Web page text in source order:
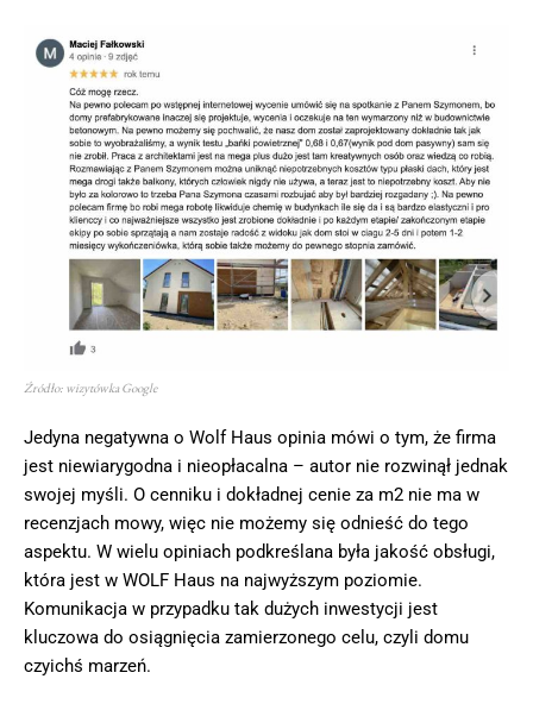
Źródło: wizytówka Google
Jedyna negatywna o Wolf Haus opinia mówi o tym, że firma
jest niewiarygodna i nieopłacalna – autor nie rozwinął jednak
swojej myśli. O cenniku i dokładnej cenie za m2 nie ma w
recenzjach mowy, więc nie możemy się odnieść do tego
aspektu. W wielu opiniach podkreślana była jakość obsługi,
która jest w WOLF Haus na najwyższym poziomie.
Komunikacja w przypadku tak dużych inwestycji jest
kluczowa do osiągnięcia zamierzonego celu, czyli domu
czyichś marzeń.